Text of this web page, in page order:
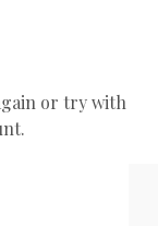
or try with